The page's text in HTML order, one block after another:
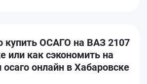
купить ОСАГО на ВАЗ 2107
или как сэкономить на
онлайн в Хабаровске